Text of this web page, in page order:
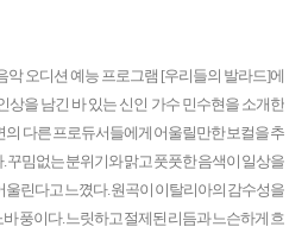
악 오디션 예능 프로그램 [우리들의 발라드]에
상을 남긴 바 있는 신인 가수 민수현을 소개한
의 다른 프로듀서들에게 어울릴만한 보컬을 추
꾸밈없는 분위기와 맑고 풋풋한 음색이 일상을
울린다고 느꼈다. 원곡이 이탈리아의 감수성을
풍이다. 느릿하고 절제된 리듬과 느슨하게 흐